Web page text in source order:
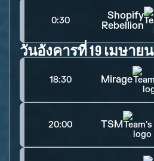
0:30
Shopify
Rebellion
วันอังคารที่ 19 เมษายน
18:30 Mirage
20:00 TSM